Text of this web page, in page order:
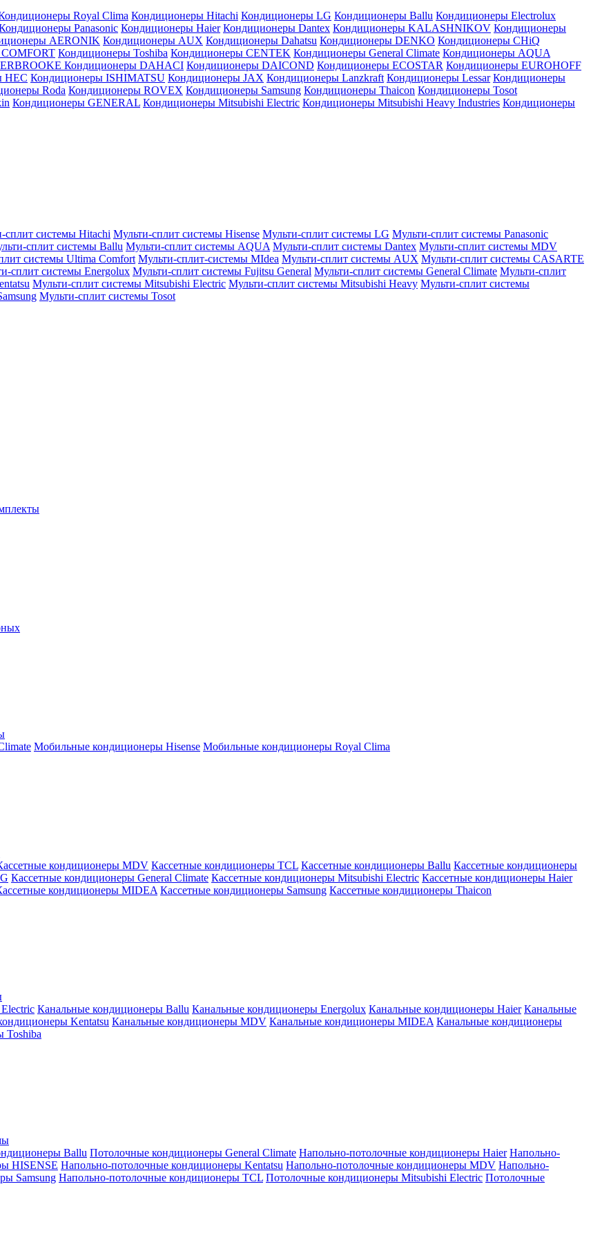
Royal Clima Кондиционеры Hitachi Кондиционеры LG Кондиционеры Ballu Кондиционеры Electrolux
Panasonic Кондиционеры Haier Кондиционеры Dantex Кондиционеры KALASHNIKOV Кондиционеры
AERONIK Кондиционеры AUX Кондиционеры Dahatsu Кондиционеры DENKO Кондиционеры CHiQ
Кондиционеры Toshiba Кондиционеры CENTEK Кондиционеры General Climate Кондиционеры AQUA
Кондиционеры DAHACI Кондиционеры DAICOND Кондиционеры ECOSTAR Кондиционеры EUROHOFF
HEC Кондиционеры ISHIMATSU Кондиционеры JAX Кондиционеры Lanzkraft Кондиционеры Lessar Кондиционеры
Roda Кондиционеры ROVEX Кондиционеры Samsung Кондиционеры Thaicon Кондиционеры Tosot
Кондиционеры GENERAL Кондиционеры Mitsubishi Electric Кондиционеры Mitsubishi Heavy Industries Кондиционеры
сплит системы Hitachi Мульти-сплит системы Hisense Мульти-сплит системы LG Мульти-сплит системы Panasonic
сплит системы Ballu Мульти-сплит системы AQUA Мульти-сплит системы Dantex Мульти-сплит системы MDV
системы Ultima Comfort Мульти-сплит-системы MIdea Мульти-сплит системы AUX Мульти-сплит системы CASARTE
сплит системы Energolux Мульти-сплит системы Fujitsu General Мульти-сплит системы General Climate Мульти-сплит
Мульти-сплит системы Mitsubishi Electric Мульти-сплит системы Mitsubishi Heavy Мульти-сплит системы
Мульти-сплит системы Tosot
Мобильные кондиционеры Hisense Мобильные кондиционеры Royal Clima
кондиционеры MDV Кассетные кондиционеры TCL Кассетные кондиционеры Ballu Кассетные кондиционеры
Кассетные кондиционеры General Climate Кассетные кондиционеры Mitsubishi Electric Кассетные кондиционеры Haier
кондиционеры MIDEA Кассетные кондиционеры Samsung Кассетные кондиционеры Thaicon
Канальные кондиционеры Ballu Канальные кондиционеры Energolux Канальные кондиционеры Haier Канальные
Kentatsu Канальные кондиционеры MDV Канальные кондиционеры MIDEA Канальные кондиционеры
Toshiba
Ballu Потолочные кондиционеры General Climate Напольно-потолочные кондиционеры Haier Напольно-
HISENSE Напольно-потолочные кондиционеры Kentatsu Напольно-потолочные кондиционеры MDV Напольно-
Samsung Напольно-потолочные кондиционеры TCL Потолочные кондиционеры Mitsubishi Electric Потолочные